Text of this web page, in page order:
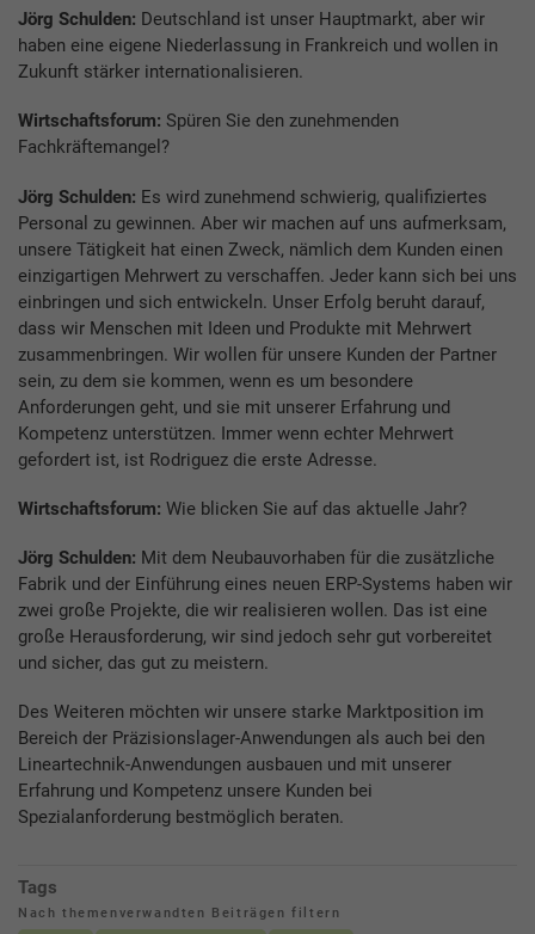
Jörg Schulden: Deutschland ist unser Hauptmarkt, aber wir
haben eine eigene Niederlassung in Frankreich und wollen in
Zukunft stärker internationalisieren.
Wirtschaftsforum: Spüren Sie den zunehmenden
Fachkräftemangel?
Jörg Schulden: Es wird zunehmend schwierig, qualifiziertes
Personal zu gewinnen. Aber wir machen auf uns aufmerksam,
unsere Tätigkeit hat einen Zweck, nämlich dem Kunden einen
einzigartigen Mehrwert zu verschaffen. Jeder kann sich bei uns
einbringen und sich entwickeln. Unser Erfolg beruht darauf,
dass wir Menschen mit Ideen und Produkte mit Mehrwert
zusammenbringen. Wir wollen für unsere Kunden der Partner
sein, zu dem sie kommen, wenn es um besondere
Anforderungen geht, und sie mit unserer Erfahrung und
Kompetenz unterstützen. Immer wenn echter Mehrwert
gefordert ist, ist Rodriguez die erste Adresse.
Wirtschaftsforum: Wie blicken Sie auf das aktuelle Jahr?
Jörg Schulden: Mit dem Neubauvorhaben für die zusätzliche
Fabrik und der Einführung eines neuen ERP-Systems haben wir
zwei große Projekte, die wir realisieren wollen. Das ist eine
große Herausforderung, wir sind jedoch sehr gut vorbereitet
und sicher, das gut zu meistern.
Des Weiteren möchten wir unsere starke Marktposition im
Bereich der Präzisionslager-Anwendungen als auch bei den
Lineartechnik-Anwendungen ausbauen und mit unserer
Erfahrung und Kompetenz unsere Kunden bei
Spezialanforderung bestmöglich beraten.
Tags
Nach themenverwandten Beiträgen filtern